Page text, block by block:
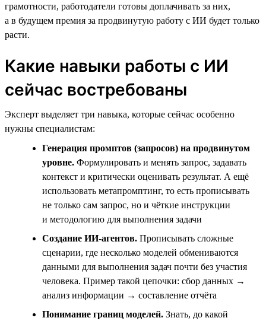
грамотности, работодатели готовы доплачивать за них,
а в будущем премия за продвинутую работу с ИИ будет только
расти.
Какие навыки работы с ИИ
сейчас востребованы
Эксперт выделяет три навыка, которые сейчас особенно
нужны специалистам:
Генерация промптов (запросов) на продвинутом
уровне. Формулировать и менять запрос, задавать
контекст и критически оценивать результат. А ещё
использовать метапромптинг, то есть прописывать
не только сам запрос, но и чёткие инструкции
и методологию для выполнения задачи
Создание ИИ-агентов. Прописывать сложные
сценарии, где несколько моделей обмениваются
данными для выполнения задач почти без участия
человека. Пример такой цепочки: сбор данных →
анализ информации → составление отчёта
Понимание границ моделей. Знать, до какой